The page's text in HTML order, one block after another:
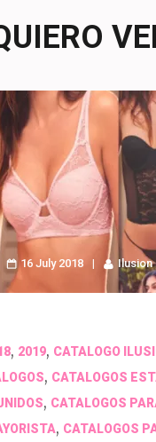
16 July 2018 Ilusion
, 2019, CATALOGO
, CATALOGOS
, CATALOGOS
, CATALOGOS